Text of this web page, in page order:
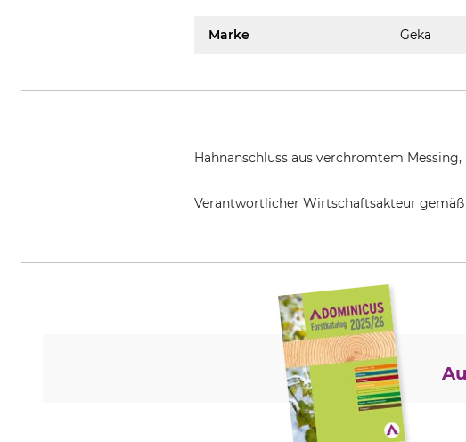
Marke Geka
Hahnanschluss aus verchromtem
Verantwortlicher Wirtschaftsakteur gemäß